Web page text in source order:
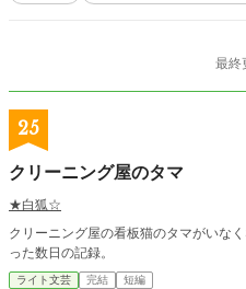
最終
25
クリーニング屋のタマ
★白狐☆
クリーニング屋の看板猫のタマがいなくなった。 そんな小さな
った数日の記録。
ライト文芸 完結 短編